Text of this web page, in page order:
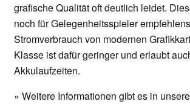
grafische Qualität oft deutlich leidet.
noch für Gelegenheitsspieler
Stromverbrauch von modernen
Klasse ist dafür geringer und erlaubt
Akkulaufzeiten.
» Weitere Informationen gibt es in